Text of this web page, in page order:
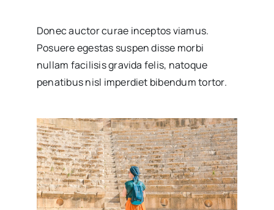
Donec auctor curae inceptos viamus.
Posuere egestas suspen disse morbi
nullam facilisis gravida felis, natoque
penatibus nisl imperdiet bibendum tortor.